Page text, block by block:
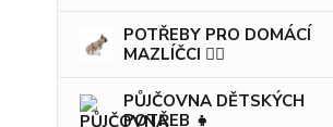
POTŘEBY PRO DOMÁCÍ
MAZLÍČCI 🐕‍🦺
PŮJČOVNA DĚTSKÝCH
POTŘEB 👧